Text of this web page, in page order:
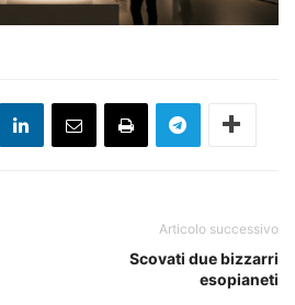
Articolo successivo
Scovati due bizzarri
esopianeti